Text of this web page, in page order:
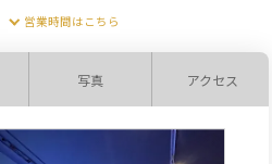
営業時間はこちら
写真 アクセス